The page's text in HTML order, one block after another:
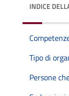
INDICE
Tipo di
Persone